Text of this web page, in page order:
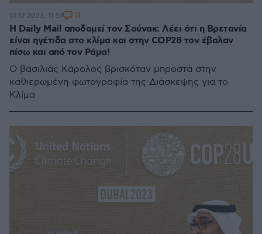
Η Daily Mail αποδομεί τον Σούνακ: Λέει ότι η Βρετανία
είναι ηγέτιδα στο κλίμα και στην COP28 τον έβαλαν
πίσω και από τον Ράμα!
O βασιλιάς Κάρολος βρισκόταν μπροστά στην
καθιερωμένη φωτογραφία της Διάσκεψης για το
Κλίμα
01.12.2023, 11:57 11